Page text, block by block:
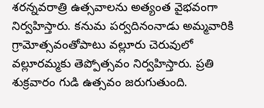
శరన్నవరాత్రి ఉత్సవాలను అత్యంత వైభవంగా
నిర్వహిస్తారు. కనుమ పర్వదినంనాడు అమ్మవారికి
గ్రామోత్సవంతోపాటు వల్లూరు చెరువులో
వల్లూరమ్మకు తెప్పోత్సవం నిర్వహిస్తారు. ప్రతి
శుక్రవారం గుడి ఉత్సవం జరుగుతుంది.